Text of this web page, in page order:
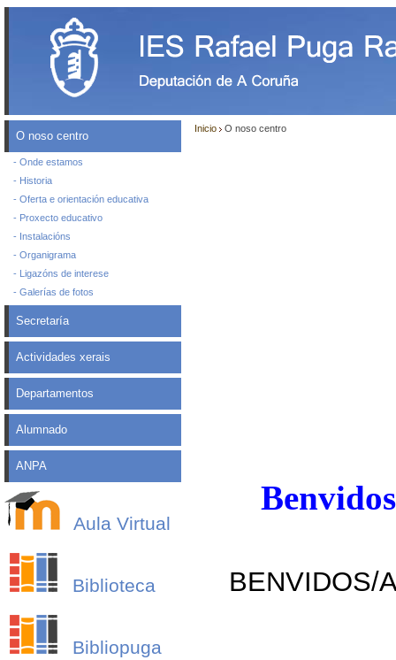
O noso centro
- Onde estamos
- Historia
- Oferta e orientación educativa
- Proxecto educativo
- Instalacións
- Organigrama
- Ligazóns de interese
- Galerías de fotos
Secretaría
Actividades xerais
Departamentos
Alumnado
ANPA
Aula Virtual
Biblioteca
Bibliopuga
Inicio O noso centro
BENVIDOS/